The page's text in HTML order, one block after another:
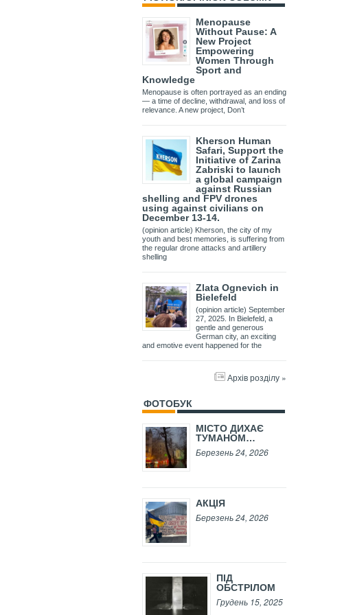
Menopause
Without Pause: A
New Project
Empowering
Women Through
Sport and
Knowledge
Menopause is often portrayed as an ending
— a time of decline, withdrawal, and loss of
relevance. A new project, Don’t
Kherson Human
Safari, Support the
Initiative of Zarina
Zabriski to launch
a global campaign
against Russian
shelling and FPV drones
using against civilians on
December 13-14.
(opinion article) Kherson, the city of my
youth and best memories, is suffering from
the regular drone attacks and artillery
shelling
Zlata Ognevich in
Bielefeld
(opinion article) September
27, 2025. In Bielefeld, a
gentle and generous
German city, an exciting
and emotive event happened for the
Архів розділу »
ФОТОБУК
МІСТО ДИХАЄ
ТУМАНОМ…
Березень 24, 2026
АКЦІЯ
Березень 24, 2026
ПІД
ОБСТРІЛОМ
Грудень 15, 2025